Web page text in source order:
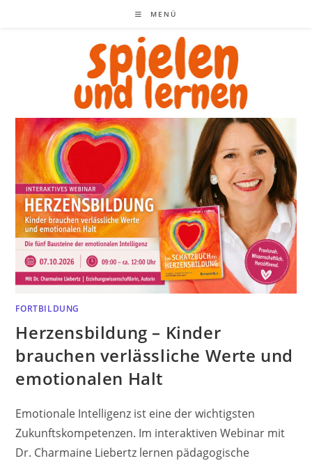
MENÜ
FORTBILDUNG
Herzensbildung – Kinder
brauchen verlässliche Werte und
emotionalen Halt
Emotionale Intelligenz ist eine der wichtigsten
Zukunftskompetenzen. Im interaktiven Webinar mit
Dr. Charmaine Liebertz lernen pädagogische